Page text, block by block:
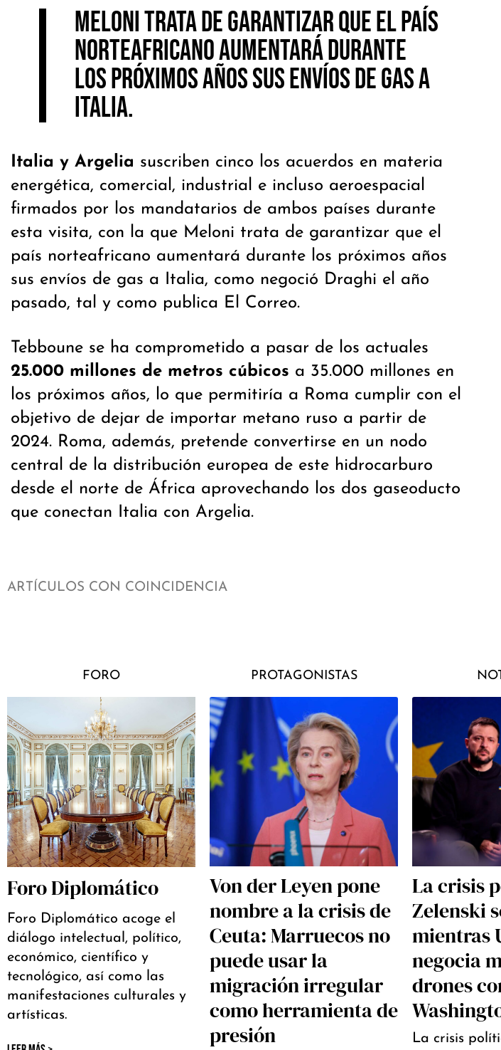
Meloni trata de garantizar que el país
norteafricano aumentará durante
los próximos años sus envíos de gas a
Italia.
Italia y Argelia suscriben cinco los acuerdos en materia
energética, comercial, industrial e incluso aeroespacial
firmados por los mandatarios de ambos países durante
esta visita, con la que Meloni trata de garantizar que el
país norteafricano aumentará durante los próximos años
sus envíos de gas a Italia, como negoció Draghi el año
pasado, tal y como publica El Correo.
Tebboune se ha comprometido a pasar de los actuales
25.000 millones de metros cúbicos a 35.000 millones en
los próximos años, lo que permitiría a Roma cumplir con el
objetivo de dejar de importar metano ruso a partir de
2024. Roma, además, pretende convertirse en un nodo
central de la distribución europea de este hidrocarburo
desde el norte de África aprovechando los dos gaseoducto
que conectan Italia con Argelia.
ARTÍCULOS CON COINCIDENCIA
FORO
Foro Diplomático
Foro Diplomático acoge el
diálogo intelectual, político,
económico, científico y
tecnológico, así como las
manifestaciones culturales y
artísticas.
PROTAGONISTAS
Von der Leyen pone
nombre a la crisis de
Ceuta: Marruecos no
puede usar la
migración irregular
como herramienta de
presión
La crisis
Zelenski
mientras
negocia
drones
La crisis